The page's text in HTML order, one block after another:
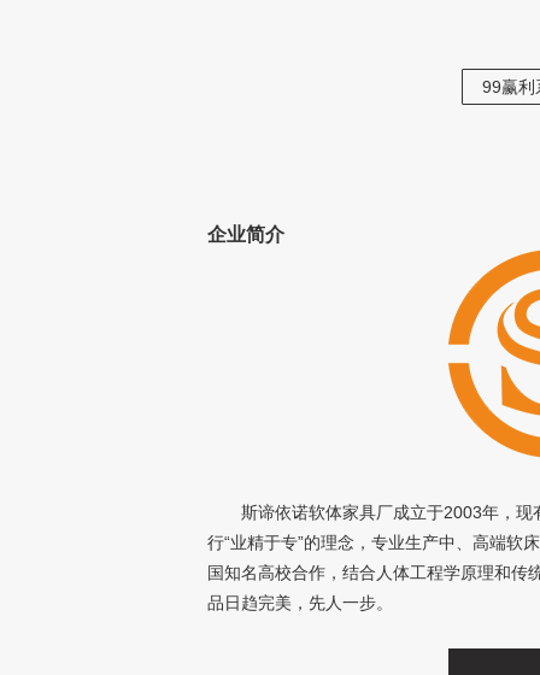
99赢利
企业简介
斯谛依诺软体家具厂成立于2003年，现
行“业精于专”的理念，专业生产中、高端软
国知名高校合作，结合人体工程学原理和
品日趋完美，先人一步。